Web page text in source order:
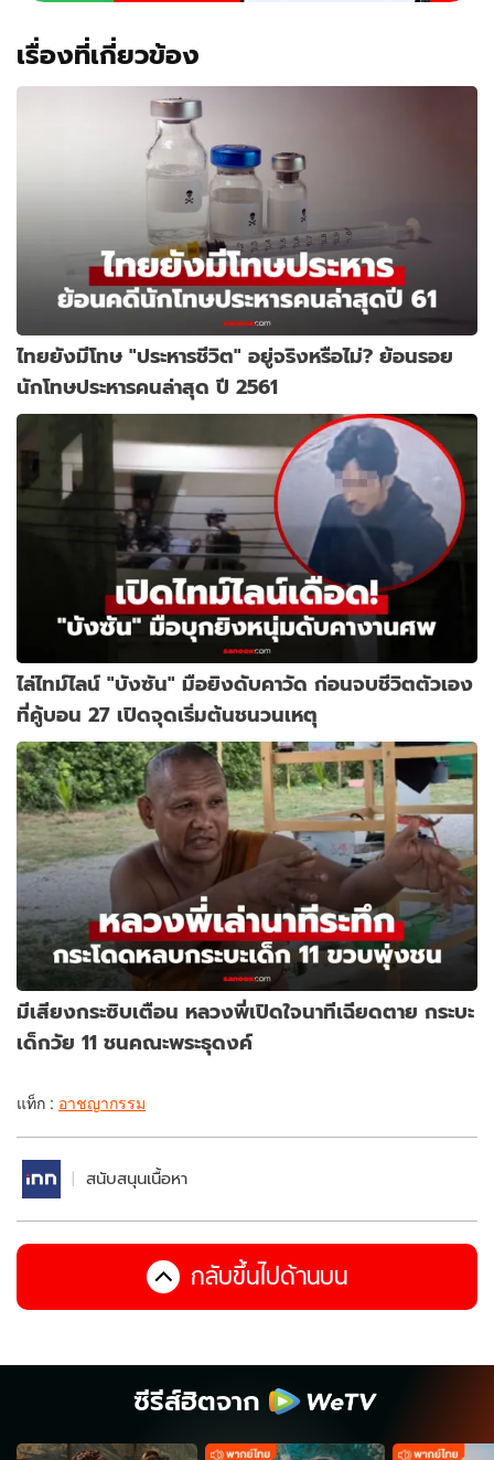
เรื่องที่เกี่ยวข้อง
ไทยยังมีโทษ "ประหารชีวิต" อยู่จริงหรือไม่? ย้อนรอย
นักโทษประหารคนล่าสุด ปี 2561
ไล่ไทม์ไลน์ "บังซัน" มือยิงดับคาวัด ก่อนจบชีวิตตัวเอง
ที่คู้บอน 27 เปิดจุดเริ่มต้นชนวนเหตุ
มีเสียงกระซิบเตือน หลวงพี่เปิดใจนาทีเฉียดตาย กระบะ
เด็กวัย 11 ชนคณะพระธุดงค์
แท็ก : อาชญากรรม
สนับสนุนเนื้อหา
กลับขึ้นไปด้านบน
ซีรีส์ฮิตจาก